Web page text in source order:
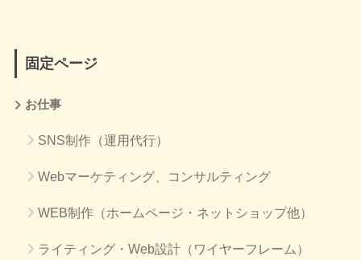
固定ページ
お仕事
SNS制作（運用代行）
Webマーケティング、コンサルティング
WEB制作（ホームページ・ネットショップ他）
ライティング・Web設計（ワイヤーフレーム）